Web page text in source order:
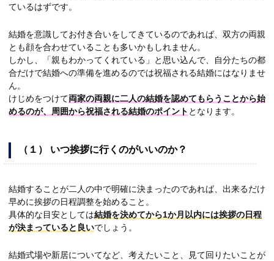
ているはずです。
結婚を意識してお付き合いをしてきているのであれば、双方の両親
とも顔を合わせていることも多いかもしれません。
しかし、「親もわかってくれている」と思い込んで、自分たちの都
合だけで結婚への準備を進めるのでは祝福される結婚にはなりませ
ん。
けじめをつけて両家の両親に二人の結婚を認めてもらうことから始
めるのが、周囲から祝福される結婚のポイント となります。
（１） いつ挨拶に行くのがいいのか？
結婚することが二人の中で明確に決まったのであれば、出来るだけ
早めに挨拶の日程調整を始めること。
具体的な目安としては結婚を決めてから1か月以内には挨拶の日程
が決まっていると良いでしょう。
結婚式場や新居についてなど、考えたいこと、見て回りたいことが